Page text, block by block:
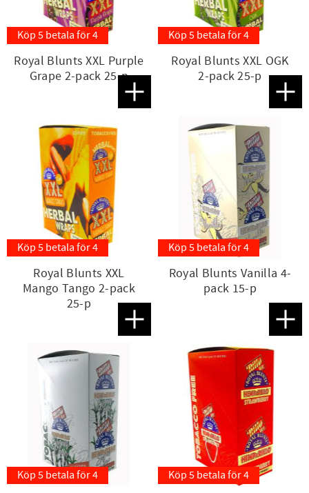
Köp 5 betala för 4
Royal Blunts XXL Purple
Grape 2-pack 25-p
Lägg till i favoriter
Köp 5 betala för 4
Royal Blunts XXL OGK
2-pack 25-p
Köp 5 betala för 4
Royal Blunts XXL
Mango Tango 2-pack
25-p
Lägg till i favoriter
Köp 5 betala för 4
Royal Blunts Vanilla 4-
pack 15-p
Köp 5 betala för 4 Köp 5 betala för 4